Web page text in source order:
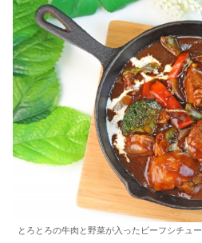
とろとろの牛肉と野菜が入ったビーフシチュー